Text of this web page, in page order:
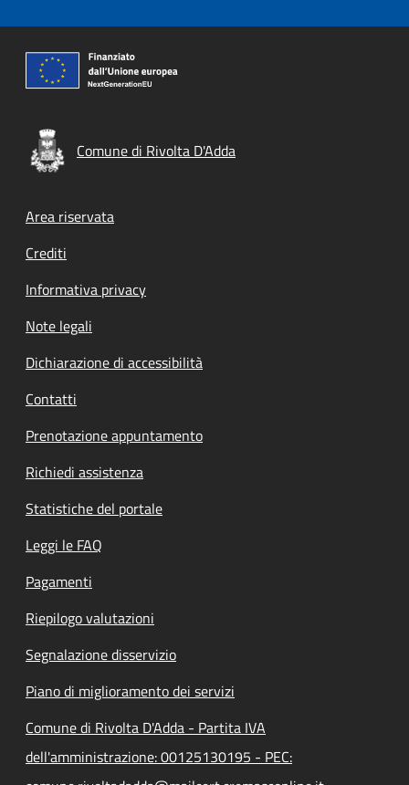
Comune di Rivolta D'Adda
Footer menu
Area riservata
Crediti
Informativa privacy
Note legali
Dichiarazione di accessibilità
Contatti
Prenotazione appuntamento
Richiedi assistenza
Statistiche del portale
Leggi le FAQ
Pagamenti
Riepilogo valutazioni
Segnalazione disservizio
Piano di miglioramento dei servizi
Comune di Rivolta D'Adda - Partita IVA
dell'amministrazione: 00125130195 - PEC: